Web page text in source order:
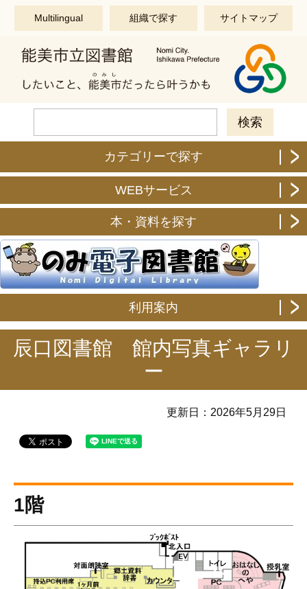
このページの本文へ移動する
Multilingual 組織で探す サイトマップ
カテゴリーで探す
辰口図書館 館内写真ギャラリ
ー
更新日： 2026年5月29日
1階
WEBサービス
本・資料を探す
利用案内